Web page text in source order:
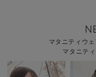
マタニティウ
マタニテ